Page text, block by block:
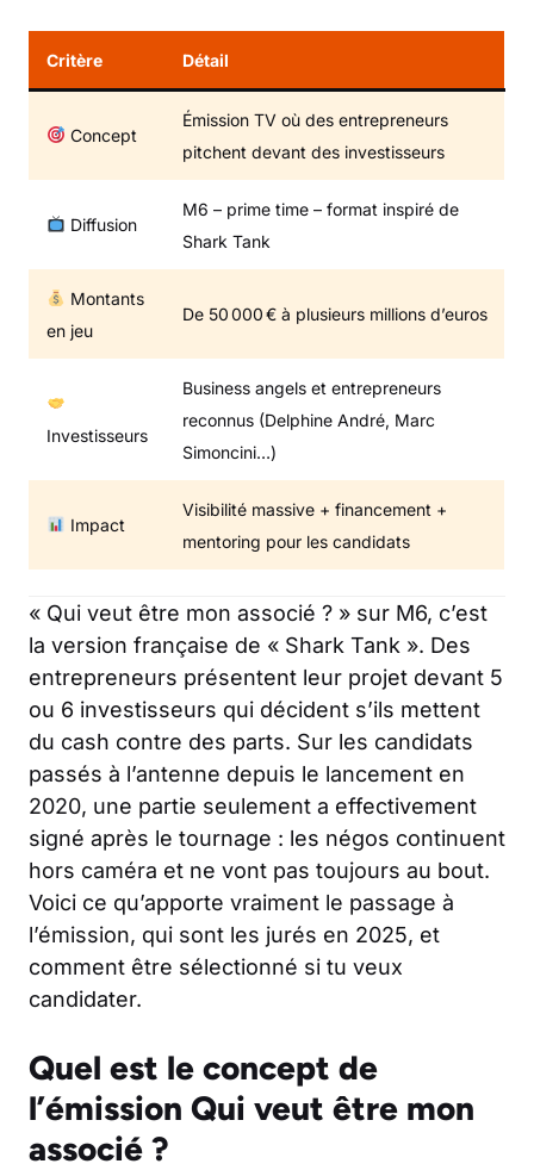
Critère Détail
Concept
Émission TV où des entrepreneurs
pitchent devant des investisseurs
Diffusion
M6 – prime time – format inspiré de
Shark Tank
Montants
en jeu
De 50 000 € à plusieurs millions d’euros
Investisseurs
Business angels et entrepreneurs
reconnus (Delphine André, Marc
Simoncini…)
Impact
Visibilité massive + financement +
mentoring pour les candidats
« Qui veut être mon associé ? » sur M6, c’est
la version française de « Shark Tank ». Des
entrepreneurs présentent leur projet devant 5
ou 6 investisseurs qui décident s’ils mettent
du cash contre des parts. Sur les candidats
passés à l’antenne depuis le lancement en
2020, une partie seulement a effectivement
signé après le tournage : les négos continuent
hors caméra et ne vont pas toujours au bout.
Voici ce qu’apporte vraiment le passage à
l’émission, qui sont les jurés en 2025, et
comment être sélectionné si tu veux
candidater.
Quel est le concept de
l’émission Qui veut être mon
associé ?